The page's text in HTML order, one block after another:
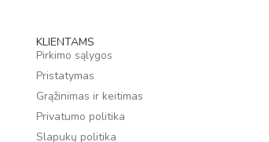
KLIENTAMS
Pirkimo sąlygos
Pristatymas
Grąžinimas ir keitimas
Privatumo politika
Slapukų politika